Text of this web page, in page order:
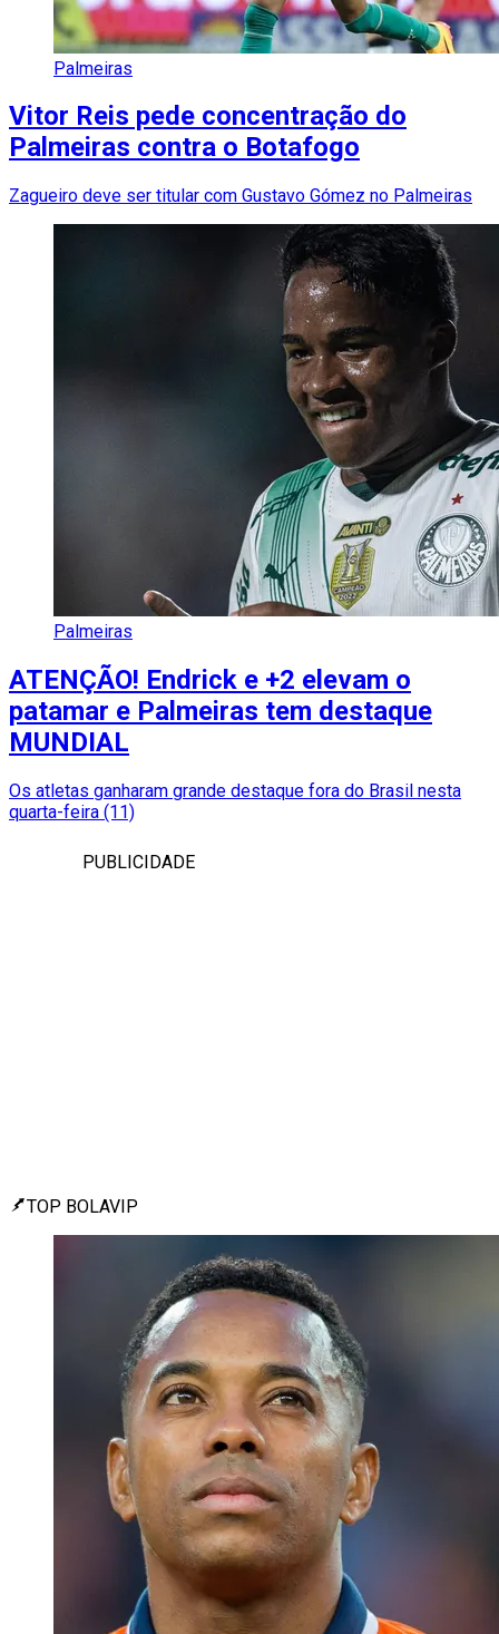
Palmeiras
Vitor Reis pede concentração do
Palmeiras contra o Botafogo
Zagueiro deve ser titular com Gustavo Gómez no Palmeiras
Palmeiras
ATENÇÃO! Endrick e +2 elevam o
patamar e Palmeiras tem destaque
MUNDIAL
Os atletas ganharam grande destaque fora do Brasil nesta
quarta-feira (11)
PUBLICIDADE
TOP BOLAVIP